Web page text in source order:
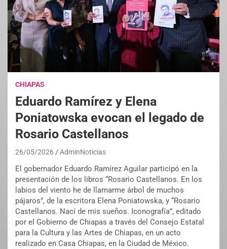
CHIAPAS
Eduardo Ramírez y Elena
Poniatowska evocan el legado de
Rosario Castellanos
26/05/2026 AdminNoticias
El gobernador Eduardo Ramírez Aguilar participó en la
presentación de los libros “Rosario Castellanos. En los
labios del viento he de llamarme árbol de muchos
pájaros”, de la escritora Elena Poniatowska, y “Rosario
Castellanos. Nací de mis sueños. Iconografía”, editado
por el Gobierno de Chiapas a través del Consejo Estatal
para la Cultura y las Artes de Chiapas, en un acto
realizado en Casa Chiapas, en la Ciudad de México.